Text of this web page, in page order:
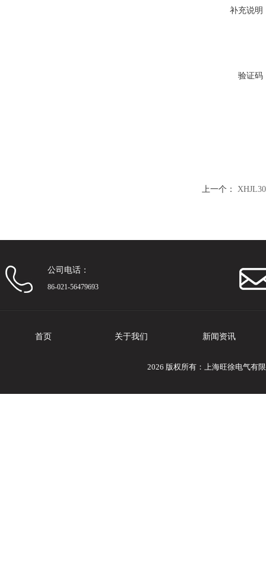
补充说明
验证码
上一个：
公司电话：
86-021-56479693
首页 关于我们 新闻资讯
2026 版权所有：上海旺徐电气有